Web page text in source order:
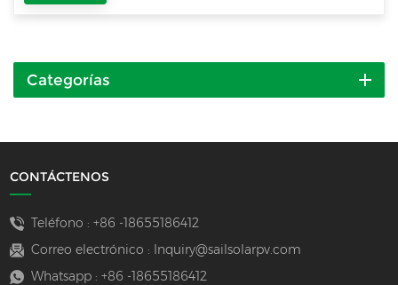
Categorías
CONTÁCTENOS
Teléfono : +86 -18655186412
Correo electrónico :
Inquiry@sailsolarpv.com
Whatsapp : +86 -18655186412